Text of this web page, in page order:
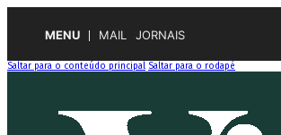
MENU MAIL JORNAIS
Saltar para o conteúdo principal Saltar para o rodapé